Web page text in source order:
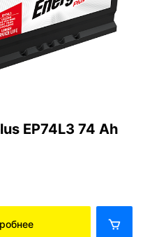
EP74L3 74 Ah